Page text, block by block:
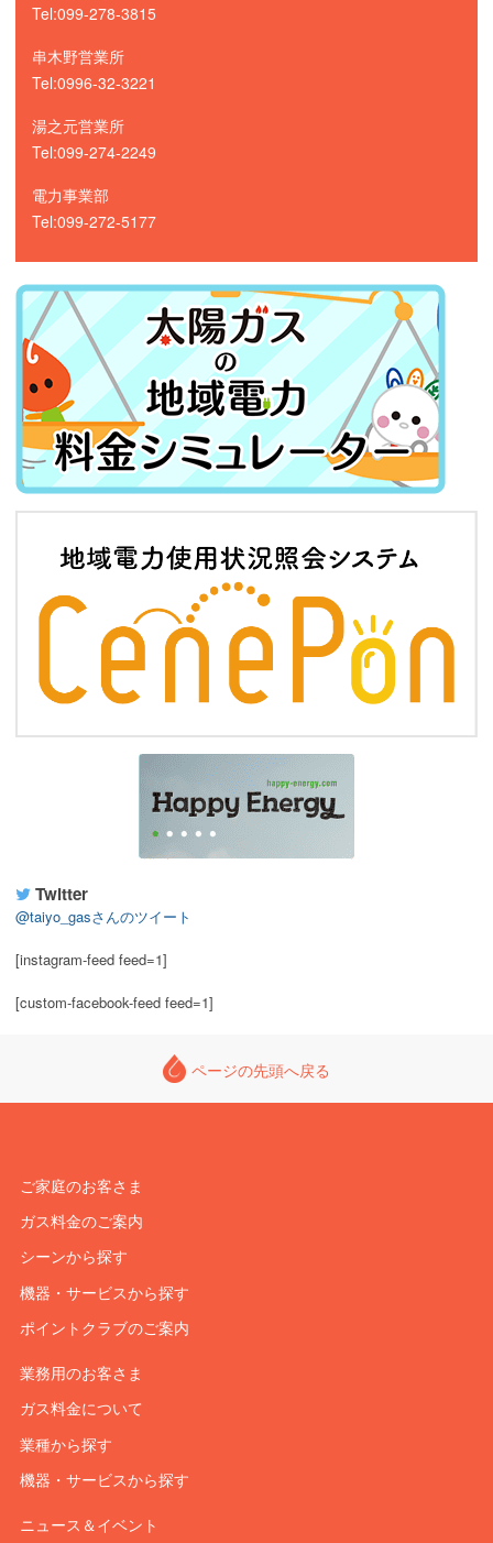
Tel:099-278-3815
串木野営業所
Tel:0996-32-3221
湯之元営業所
Tel:099-274-2249
電力事業部
Tel:099-272-5177
Twitter
@taiyo_gasさんのツイート
[instagram-feed feed=1]
[custom-facebook-feed feed=1]
ページの先頭へ戻る
ご家庭のお客さま
ガス料金のご案内
シーンから探す
機器・サービスから探す
ポイントクラブのご案内
業務用のお客さま
ガス料金について
業種から探す
機器・サービスから探す
ニュース＆イベント